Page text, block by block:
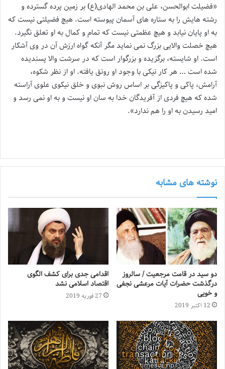
«فضیلت ابوالحسن، علی بن محمد الهادی(ع) بر زمین پرده گسترده و
رشته هایش را به ستاره های آسمان پیوسته است. هیچ فضیلتی نیست که
به او پایان نیابد و هیچ عظمتی نیست که تمام و کمال به او تعلق نگیرد.
هیچ خصلت والایی بزرگ نمی نماید مگر آنکه گواه ارزش آن در وی آشکار
است. او شایسته، برگزیده و بزرگوار است که در سرشت والا پسندیده
شده است … هر کار نیکی با وجود او رونق یافته. او از نظر شکوه،
آرامش، پاکی و پاکیزگی بر اساس روش نبوی و خلق نیکوی علوی آراسته
شده که هیچ فردی از آفریدگان خدا به سان او نیست و به او نمی رسد و
امید رسیدن به او را هم ندارد».
نوشته های مشابه
دو سید در قامت مرجعیت / سالروز
درگذشت حضرات آیات مرعشی نجفی
و خویی
12 اکتبر 2019
اقدامی جدی برای کشف الگوی
اقتصاد اسلامی نشد
27 فوریه 2019